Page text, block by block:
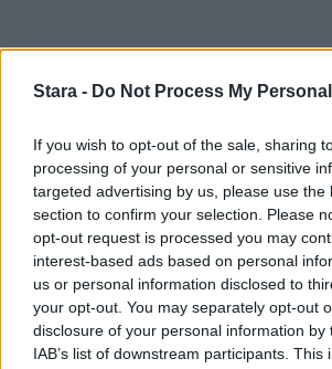
Stara - Do Not Process My
If you wish to opt-out of the sale, sharing
processing of your personal or sensitive
targeted advertising by us, please use the
section to confirm your selection. Please
opt-out request is processed you may
interest-based ads based on personal
us or personal information disclosed to
your opt-out. You may separately opt-out
disclosure of your personal information by
IAB’s list of downstream participants. This
Ilmoita virheestä·Tietoa meistä·